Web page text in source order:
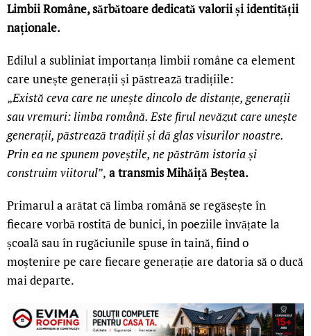
Limbii Române, sărbătoare dedicată valorii și identității
naționale.
Edilul a subliniat importanța limbii române ca element
care unește generații și păstrează tradițiile:
„Există ceva care ne unește dincolo de distanțe, generații
sau vremuri: limba română. Este firul nevăzut care unește
generații, păstrează tradiții și dă glas visurilor noastre.
Prin ea ne spunem poveștile, ne păstrăm istoria și
construim viitorul”, a transmis Mihăiță Beștea.
Primarul a arătat că limba română se regăsește în
fiecare vorbă rostită de bunici, în poeziile învățate la
școală sau în rugăciunile spuse în taină, fiind o
moștenire pe care fiecare generație are datoria să o ducă
mai departe.